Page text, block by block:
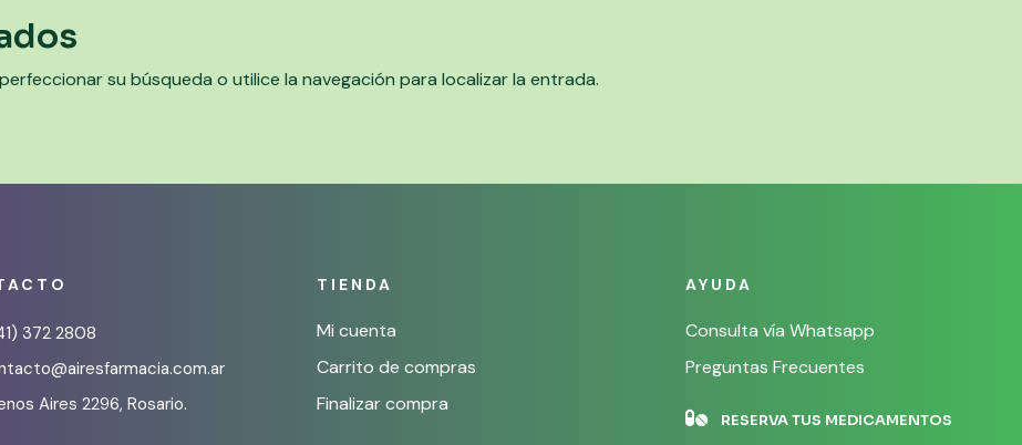
su búsqueda o utilice la navegación para localizar la entrada.
372 2808
Aires 2296, Rosario.
TIENDA
Mi cuenta
Carrito de compras
Finalizar compra
AYUDA
Consulta vía Whatsapp
Preguntas Frecuentes
 RESERVA TUS MEDICAMENTOS